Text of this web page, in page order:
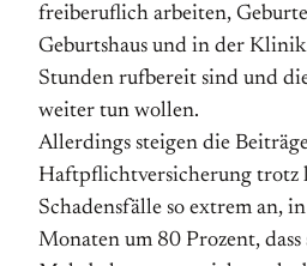
freiberuflich arbeiten,
Geburtshaus und in der
Stunden rufbereit sind und
weiter tun wollen.
Allerdings steigen die
Haftpflichtversicherung trotz
Schadensfälle so extrem an,
Monaten um 80 Prozent, dass